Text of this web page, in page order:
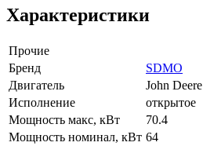
Характеристики
Прочие
Бренд
SDMO
Двигатель
John Deere
Исполнение
открытое
Мощность макс, кВт
70.4
Мощность номинал, кВт 64